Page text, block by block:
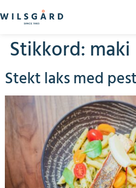
Stikkord: maki
Stekt laks med